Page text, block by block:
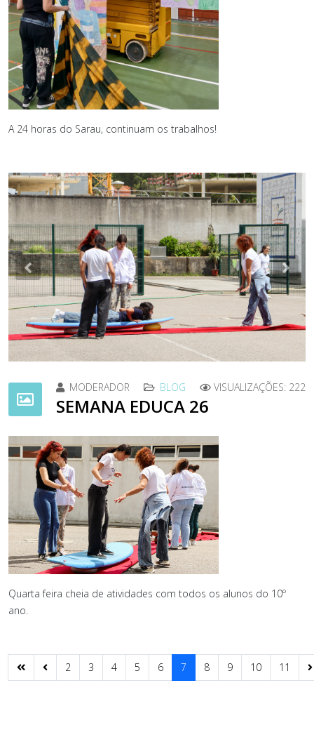
A 24 horas do Sarau, continuam os trabalhos!
Previous
MODERADOR BLOG VISUALIZAÇÕES: 222
SEMANA EDUCA 26
Quarta feira cheia de atividades com todos os alunos do 10º
ano.
2 3 4 5 6 7 8 9 10 11